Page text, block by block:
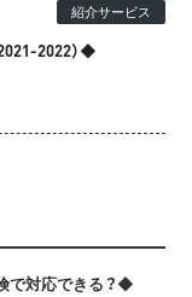
紹介サービス
2022）◆
で対応できる？◆